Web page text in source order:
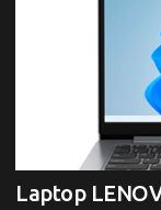
Laptop